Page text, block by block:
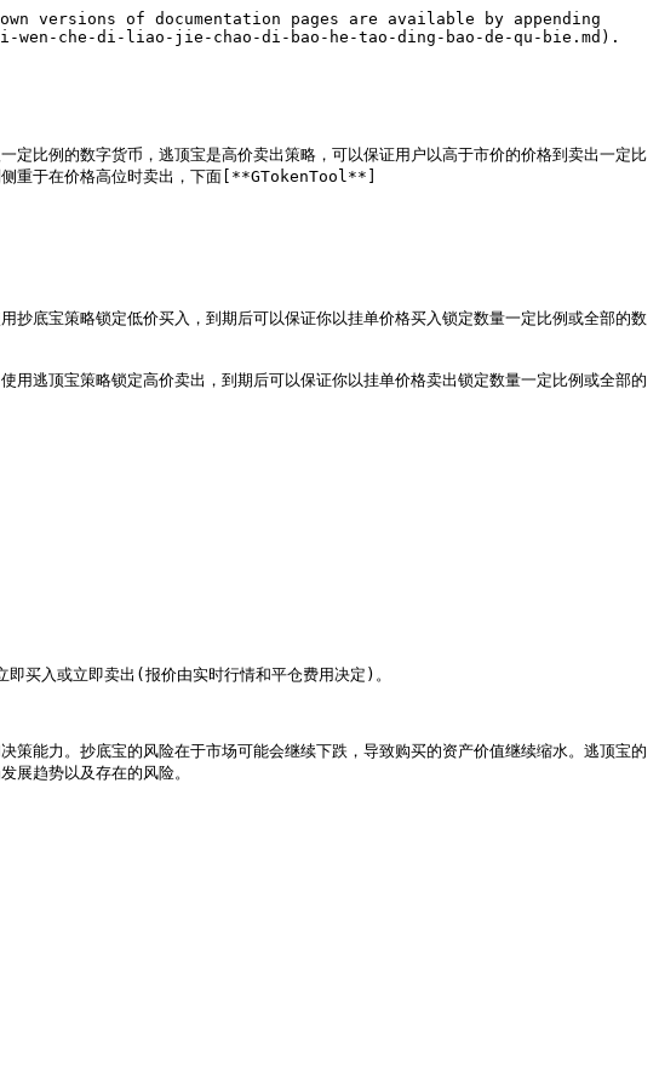
versions of documentation pages are available by appending
che-di-liao-jie-chao-di-bao-he-tao-ding-bao-de-qu-bie.md).
比例的数字货币，逃顶宝是高价卖出策略，可以保证用户以高于市价的价格到卖出一定比
侧重于在价格高位时卖出，下面[**GTokenTool**]
底宝策略锁定低价买入，到期后可以保证你以挂单价格买入锁定数量一定比例或全部的数
逃顶宝策略锁定高价卖出，到期后可以保证你以挂单价格卖出锁定数量一定比例或全部的
买入或立即卖出(报价由实时行情和平仓费用决定)。
能力。抄底宝的风险在于市场可能会继续下跌，导致购买的资产价值继续缩水。逃顶宝的
展趋势以及存在的风险。